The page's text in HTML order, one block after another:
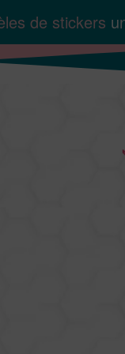
de stickers